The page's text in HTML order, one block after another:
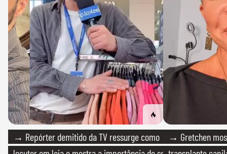
→ Repórter demitido da TV ressurge como
→ Gretchen